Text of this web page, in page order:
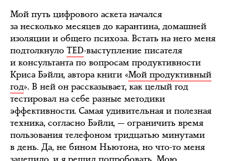
Мой путь цифрового аскета начался
за несколько месяцев до карантина, домашней
изоляции и общего психоза. Встать на него меня
подтолкнуло TED-выступление писателя
и консультанта по вопросам продуктивности
Криса Бэйли, автора книги «Мой продуктивный
год». В ней он рассказывает, как целый год
тестировал на себе разные методики
эффективности. Самая удивительная и полезная
техника, согласно Бэйли, — ограничить время
пользования телефоном тридцатью минутами
в день. Да, не бином Ньютона, но что-то меня